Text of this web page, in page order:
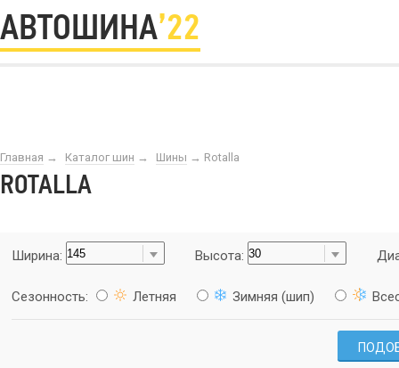
АВТОШИНА’22
Главная → Каталог шин → Шины → Rotalla
ROTALLA
Ширина: Высота:
Сезонность: Летняя Зимняя (шип)